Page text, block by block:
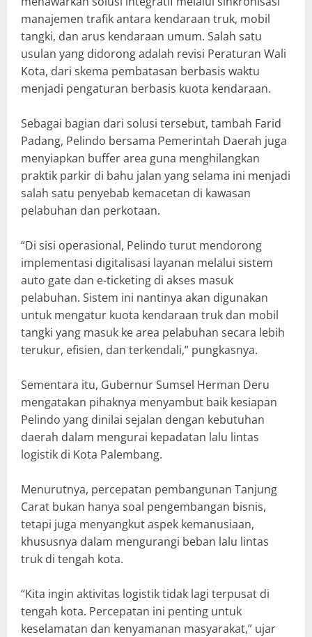
manajemen trafik antara kendaraan truk, mobil
tangki, dan arus kendaraan umum. Salah satu
usulan yang didorong adalah revisi Peraturan Wali
Kota, dari skema pembatasan berbasis waktu
menjadi pengaturan berbasis kuota kendaraan.
Sebagai bagian dari solusi tersebut, tambah Farid
Padang, Pelindo bersama Pemerintah Daerah juga
menyiapkan buffer area guna menghilangkan
praktik parkir di bahu jalan yang selama ini menjadi
salah satu penyebab kemacetan di kawasan
pelabuhan dan perkotaan.
“Di sisi operasional, Pelindo turut mendorong
implementasi digitalisasi layanan melalui sistem
auto gate dan e-ticketing di akses masuk
pelabuhan. Sistem ini nantinya akan digunakan
untuk mengatur kuota kendaraan truk dan mobil
tangki yang masuk ke area pelabuhan secara lebih
terukur, efisien, dan terkendali,” pungkasnya.
Sementara itu, Gubernur Sumsel Herman Deru
mengatakan pihaknya menyambut baik kesiapan
Pelindo yang dinilai sejalan dengan kebutuhan
daerah dalam mengurai kepadatan lalu lintas
logistik di Kota Palembang.
Menurutnya, percepatan pembangunan Tanjung
Carat bukan hanya soal pengembangan bisnis,
tetapi juga menyangkut aspek kemanusiaan,
khususnya dalam mengurangi beban lalu lintas
truk di tengah kota.
“Kita ingin aktivitas logistik tidak lagi terpusat di
tengah kota. Percepatan ini penting untuk
keselamatan dan kenyamanan masyarakat,” ujar